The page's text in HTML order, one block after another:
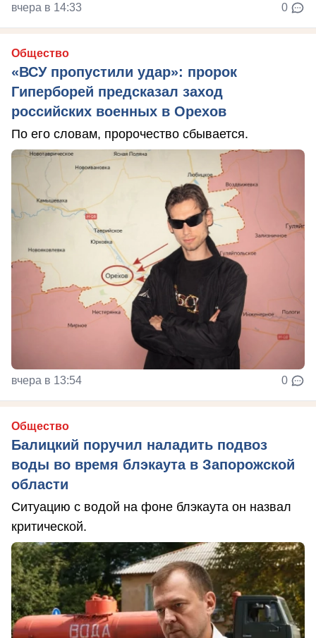
вчера в 14:33 0
Общество
«ВСУ пропустили удар»: пророк
Гиперборей предсказал заход
российских военных в Орехов
По его словам, пророчество сбывается.
вчера в 13:54 0
Общество
Балицкий поручил наладить подвоз
воды во время блэкаута в Запорожской
области
Ситуацию с водой на фоне блэкаута он назвал
критической.